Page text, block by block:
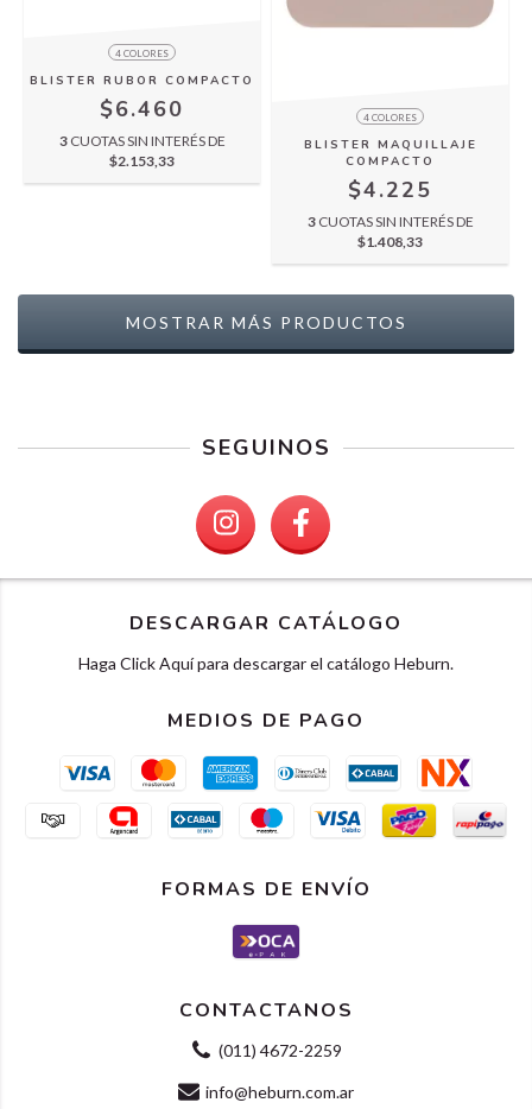
4 COLORES
BLISTER RUBOR COMPACTO
$6.460
3 CUOTAS SIN INTERÉS DE
$2.153,33
4 COLORES
BLISTER MAQUILLAJE
COMPACTO
$4.225
3 CUOTAS SIN INTERÉS DE
$1.408,33
MOSTRAR MÁS PRODUCTOS
SEGUINOS
DESCARGAR CATÁLOGO
Haga Click Aquí para descargar el catálogo Heburn.
MEDIOS DE PAGO
FORMAS DE ENVÍO
CONTACTANOS
(011) 4672-2259
info@heburn.com.ar